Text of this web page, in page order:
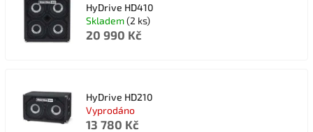
HyDrive HD410
Skladem(2 ks)
20 990 Kč
HyDrive HD210
Vyprodáno
13 780 Kč